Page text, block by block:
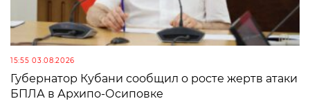
15:55 03.08.2026
Губернатор Кубани сообщил о росте жертв атаки
БПЛА в Архипо-Осиповке